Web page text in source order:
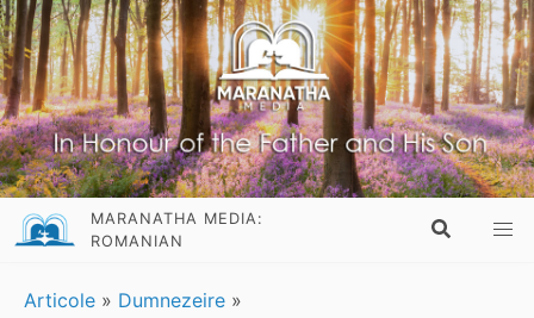
MARANATHA MEDIA:
ROMANIAN
Articole » Dumnezeire »